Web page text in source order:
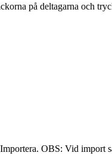
på deltagarna och
OBS: Vid import